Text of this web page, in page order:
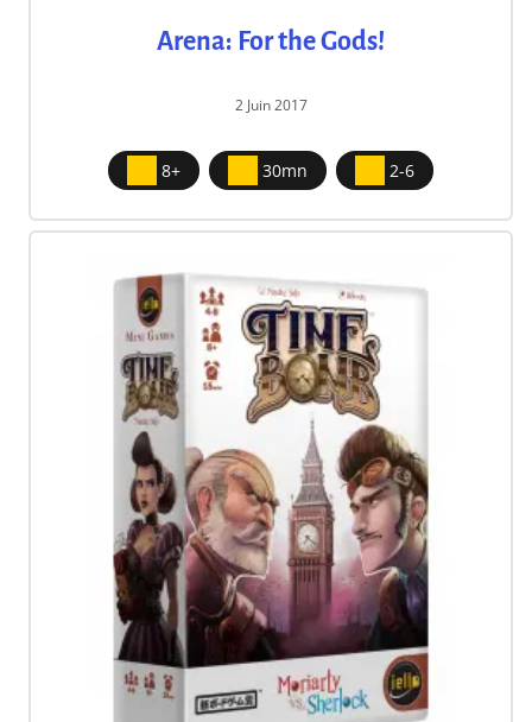
Arena: For the Gods!
2 Juin 2017
8+ 30mn 2-6